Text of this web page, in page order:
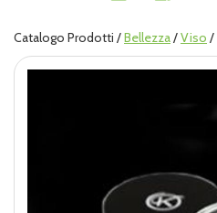
Catalogo Prodotti /Bellezza/Viso /